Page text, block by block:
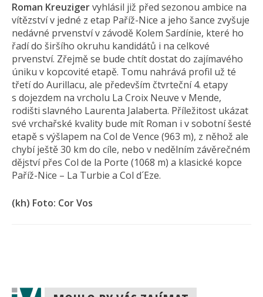
Roman Kreuzigervyhlásil již před sezonou ambice na
vítězství v jedné z etap Paříž-Nice a jeho šance zvyšuje
nedávné prvenství v závodě Kolem Sardínie, které ho
řadí do širšího okruhu kandidátů i na celkové
prvenství. Zřejmě se bude chtít dostat do zajímavého
úniku v kopcovité etapě. Tomu nahrává profil už té
třetí do Aurillacu, ale především čtvrteční 4. etapy
s dojezdem na vrcholu La Croix Neuve v Mende,
rodišti slavného Laurenta Jalaberta. Příležitost ukázat
své vrchařské kvality bude mít Roman i v sobotní šesté
etapě s výšlapem na Col de Vence (963 m), z něhož ale
chybí ještě 30 km do cíle, nebo v nedělním závěrečném
dějství přes Col de la Porte (1068 m) a klasické kopce
Paříž-Nice – La Turbie a Col d´Eze.
(kh) Foto: Cor Vos